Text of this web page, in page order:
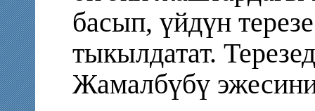
басып, үйдүн
тыкылдатат.
Жамалбүбү